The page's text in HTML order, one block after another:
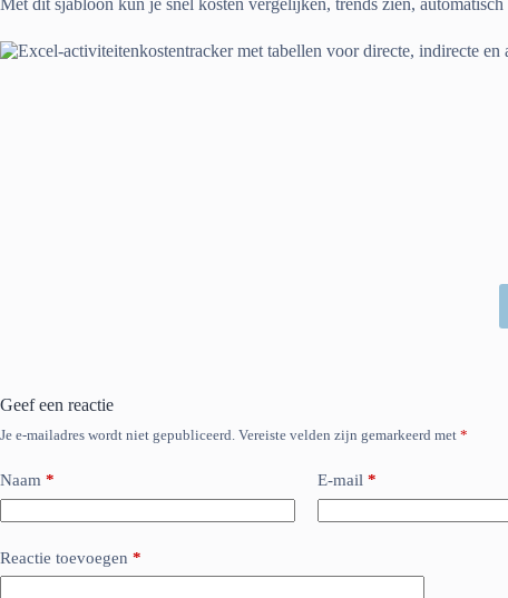
Met dit sjabloon kun je snel kosten vergelijken, trends zien,
Geef een reactie
Je e-mailadres wordt niet gepubliceerd. Vereiste velden zijn gemarkeerd met *
Naam * E-mail *
Reactie toevoegen *